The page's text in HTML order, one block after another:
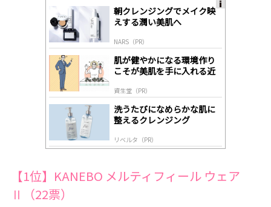
朝クレンジングでメイク映
えする潤い美肌へ
NARS（PR）
肌が健やかになる環境作り
こそが美肌を手に入れる近
資生堂（PR）
洗うたびになめらかな肌に
整えるクレンジング
リベルタ（PR）
【1位】KANEBO メルティフィール ウェア
Ⅱ（22票）